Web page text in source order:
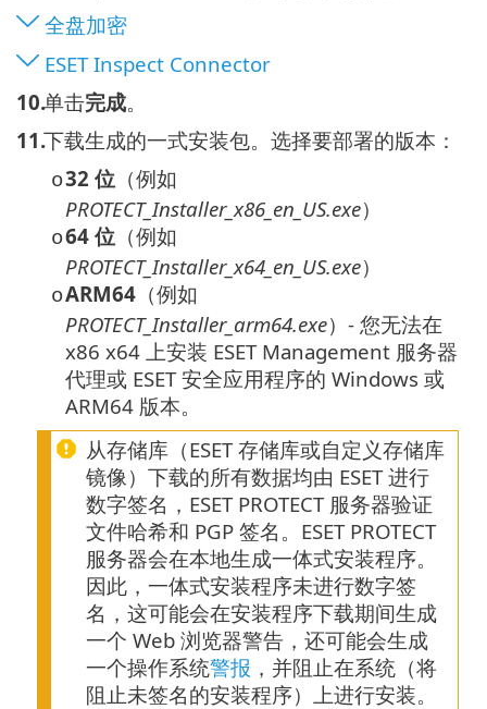
全盘加密
ESET Inspect Connector
10.单击完成。
11.下载生成的一式安装包。选择要部署的版本：
o32 位 （例如
PROTECT_Installer_x86_en_US.exe）
o64 位 （例如
PROTECT_Installer_x64_en_US.exe）
oARM64 （例如
PROTECT_Installer_arm64.exe）- 您无法在
x86 x64 上安装 ESET Management 服务器
代理或 ESET 安全应用程序的 Windows 或
ARM64 版本。
从存储库（ESET 存储库或自定义存储库
镜像）下载的所有数据均由 ESET 进行
数字签名，ESET PROTECT 服务器验证
文件哈希和 PGP 签名。ESET PROTECT
服务器会在本地生成一体式安装程序。
因此，一体式安装程序未进行数字签
名，这可能会在安装程序下载期间生成
一个 Web 浏览器警告，还可能会生成
一个操作系统警报 ，并阻止在系统（将
阻止未签名的安装程序）上进行安装。